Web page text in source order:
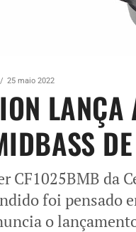
25 maio 2022
CF1025BMB da
foi pensado
o